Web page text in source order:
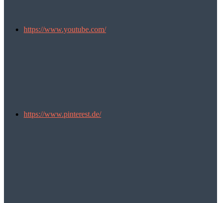
https://www.youtube.com/
https://www.pinterest.de/